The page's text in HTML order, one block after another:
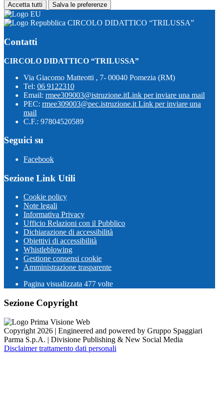
Accetta tutti Salva le preferenze
CIRCOLO DIDATTICO “TRILUSSA”
Contatti
CIRCOLO DIDATTICO “TRILUSSA”
Via Giacomo Matteotti , 7- 00040 Pomezia (RM)
Tel: 06 9122310
Email: rmee309003@istruzione.itLink per inviare una mail
PEC: rmee309003@pec.istruzione.it Link per inviare una
mail
C.F.: 97804520589
Seguici su
Facebook
Sezione Link Utili
Cookie policy
Note legali
Informativa Privacy
Ufficio Relazioni con il Pubblico
Dichiarazione di accessibilità
Obiettivi di accessibilità
Whistleblowing
Gestione consensi cookie
Amministrazione trasparente
Pagina visualizzata 477 volte
Sezione Copyright
Copyright 2026 | Engineered and powered by Gruppo Spaggiari
Parma S.p.A. | Divisione Publishing & New Social Media
Disclaimer trattamento dati personali